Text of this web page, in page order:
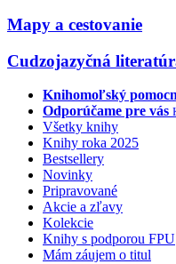
Mapy a cestovanie
Cudzojazyčná
Knihomoľský
Odporúčame pre vás
Všetky knihy
Knihy roka 2025
Bestsellery
Novinky
Pripravované
Akcie a zľavy
Kolekcie
Knihy s podporou FPU
Mám záujem o titul